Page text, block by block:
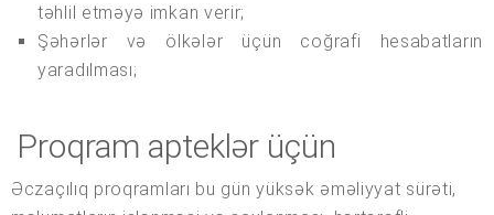
təhlil etməyə imkan verir;
Şəhərlər və ölkələr üçün coğrafi hesabatların
yaradılması;
Proqram apteklər üçün
Əczaçılıq proqramları bu gün yüksək əməliyyat sürəti,